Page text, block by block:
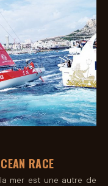
RACE
mer est une autre de